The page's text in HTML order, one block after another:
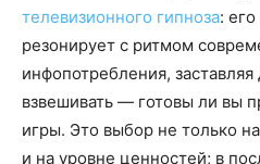
телевизионного гипноза:
резонирует с ритмом
инфопотребления,
взвешивать — готовы ли вы
игры. Это выбор не только
и на уровне ценностей; в